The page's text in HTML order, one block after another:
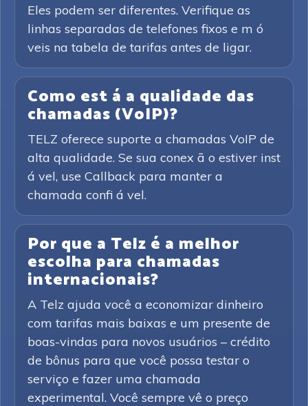
Eles podem ser diferentes. Verifique as
linhas separadas de telefones fixos e m ó
veis na tabela de tarifas antes de ligar.
Como est á a qualidade das
chamadas (VoIP)?
TELZ oferece suporte a chamadas VoIP de
alta qualidade. Se sua conex ã o estiver inst
á vel, use Callback para manter a
chamada confi á vel.
Por que a Telz é a melhor
escolha para chamadas
internacionais?
A Telz ajuda você a economizar dinheiro
com tarifas mais baixas e um presente de
boas-vindas para novos usuários – crédito
de bônus para que você possa testar o
serviço e fazer uma chamada
experimental. Você sempre vê o preço